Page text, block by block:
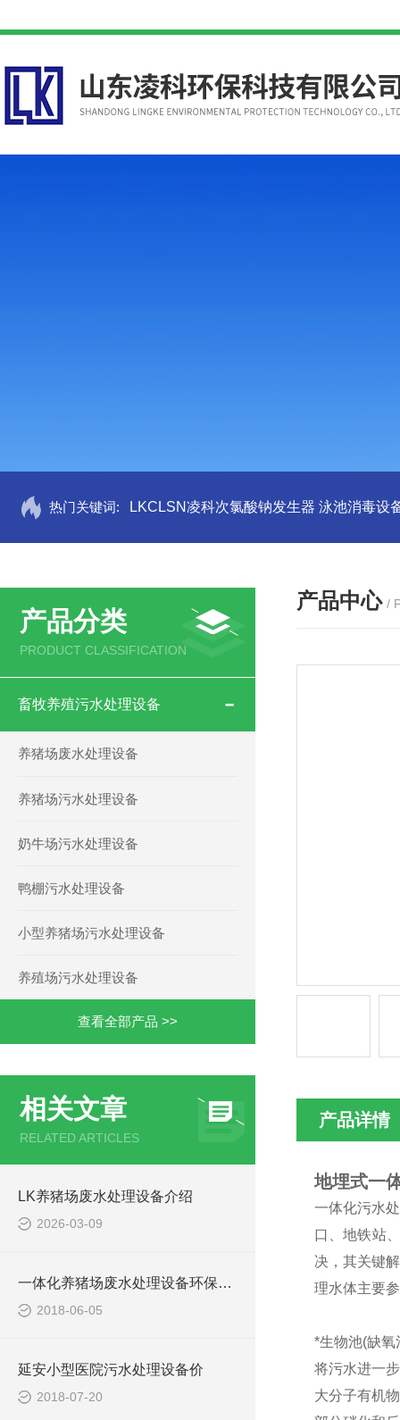
热门关键词: LKCLSN凌科次氯酸钠发生器 泳池消毒设
产品分类
PRODUCT CLASSIFICATION
畜牧养殖污水处理设备
养猪场废水处理设备
养猪场污水处理设备
奶牛场污水处理设备
鸭棚污水处理设备
小型养猪场污水处理设备
养殖场污水处理设备
查看全部产品 >>
相关文章
RELATED ARTICLES
LK养猪场废水处理设备介绍
2026-03-09
一体化养猪场废水处理设备环保局新要求
2018-06-05
延安小型医院污水处理设备价
2018-07-20
产品中心 /
产品详情
地埋式一
一体化污水
口、地铁站
决，其关键
理水体主要
*生物池(缺氧
将污水进一
大分子有机